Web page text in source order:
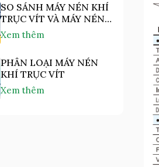
SO SÁNH MÁY NÉN KHÍ
TRỤC VÍT VÀ MÁY NÉN
KHÍ PISTON
Xem thêm
PHÂN LOẠI MÁY NÉN
KHÍ TRỤC VÍT
Xem thêm